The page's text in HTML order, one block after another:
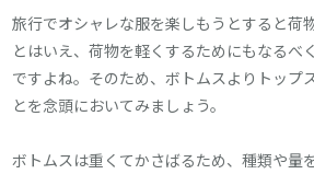
旅行でオシャレな服を楽しもうとすると荷
とはいえ、荷物を軽くするためにもなるべ
ですよね。そのため、ボトムスよりトップ
とを念頭においてみましょう。
ボトムスは重くてかさばるため、種類や量